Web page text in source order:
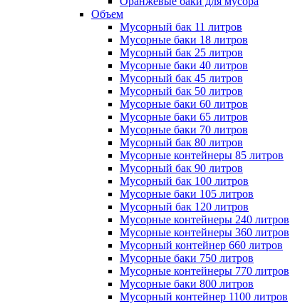
Объем
Мусорный бак 11 литров
Мусорные баки 18 литров
Мусорный бак 25 литров
Мусорные баки 40 литров
Мусорный бак 45 литров
Мусорный бак 50 литров
Мусорные баки 60 литров
Мусорные баки 65 литров
Мусорные баки 70 литров
Мусорный бак 80 литров
Мусорные контейнеры 85 литров
Мусорный бак 90 литров
Мусорный бак 100 литров
Мусорные баки 105 литров
Мусорный бак 120 литров
Мусорные контейнеры 240 литров
Мусорные контейнеры 360 литров
Мусорный контейнер 660 литров
Мусорные баки 750 литров
Мусорные контейнеры 770 литров
Мусорные баки 800 литров
Мусорный контейнер 1100 литров